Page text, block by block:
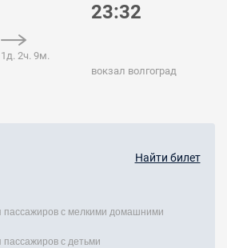
1д. 2ч. 9м.
23:32
вокзал волгоград
Найти билет
пассажиров с мелкими домашними
пассажиров с детьми